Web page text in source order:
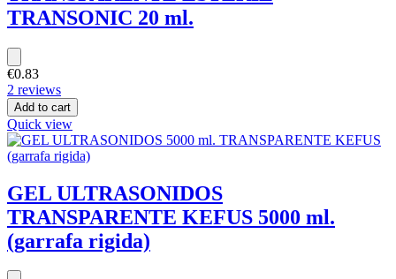
TRANSONIC 20 ml.
€0.83
2 reviews
Add to cart
Quick view
GEL ULTRASONIDOS
TRANSPARENTE KEFUS 5000 ml.
(garrafa rigida)